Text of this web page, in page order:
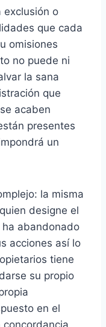
exclusión o
que cada
omisiones
no puede ni
la sana
que
acaben
presentes
un
la misma
designe el
abandonado
acciones así lo
tiene
su propio
en el